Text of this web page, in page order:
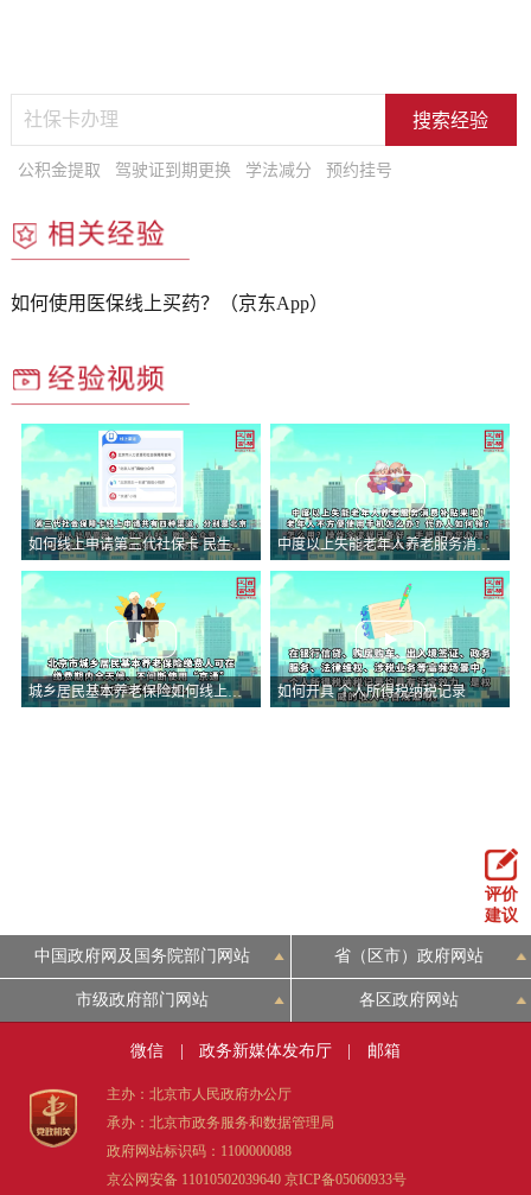
评价
建议
中国政府网及国务院部门网站 省（区市）政府网站
市级政府部门网站 各区政府网站
微信 政务新媒体发布厅 邮箱
主办：北京市人民政府办公厅
承办：北京市政务服务和数据管理局
政府网站标识码：1100000088
京公网安备 11010502039640 京ICP备05060933号